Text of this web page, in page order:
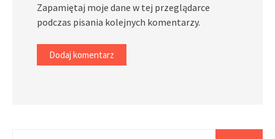
Zapamiętaj moje dane w tej przeglądarce
podczas pisania kolejnych komentarzy.